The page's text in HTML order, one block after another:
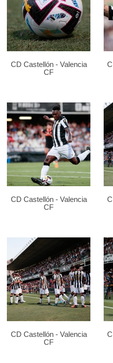
CD Castellón - Valencia
CF
CD Castellón - Valencia
CF
CD Castellón - Valencia
CF